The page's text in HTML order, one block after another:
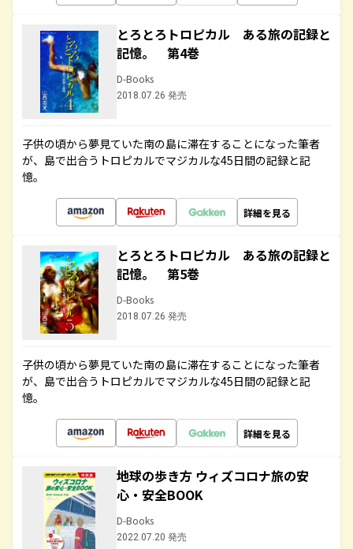
とろとろトロピカル ある旅の記録と
記憶。 第4巻
D-Books
2018.07.26 発売
子供の頃から夢見ていた南の島に滞在することになった筆者
が、島で出合うトロピカルでマジカルな45日間の記録と記
憶。
詳細を見る
とろとろトロピカル ある旅の記録と
記憶。 第5巻
D-Books
2018.07.26 発売
子供の頃から夢見ていた南の島に滞在することになった筆者
が、島で出合うトロピカルでマジカルな45日間の記録と記
憶。
詳細を見る
地球の歩き方 ウィズコロナ旅の安
心・安全BOOK
D-Books
2022.07.20 発売